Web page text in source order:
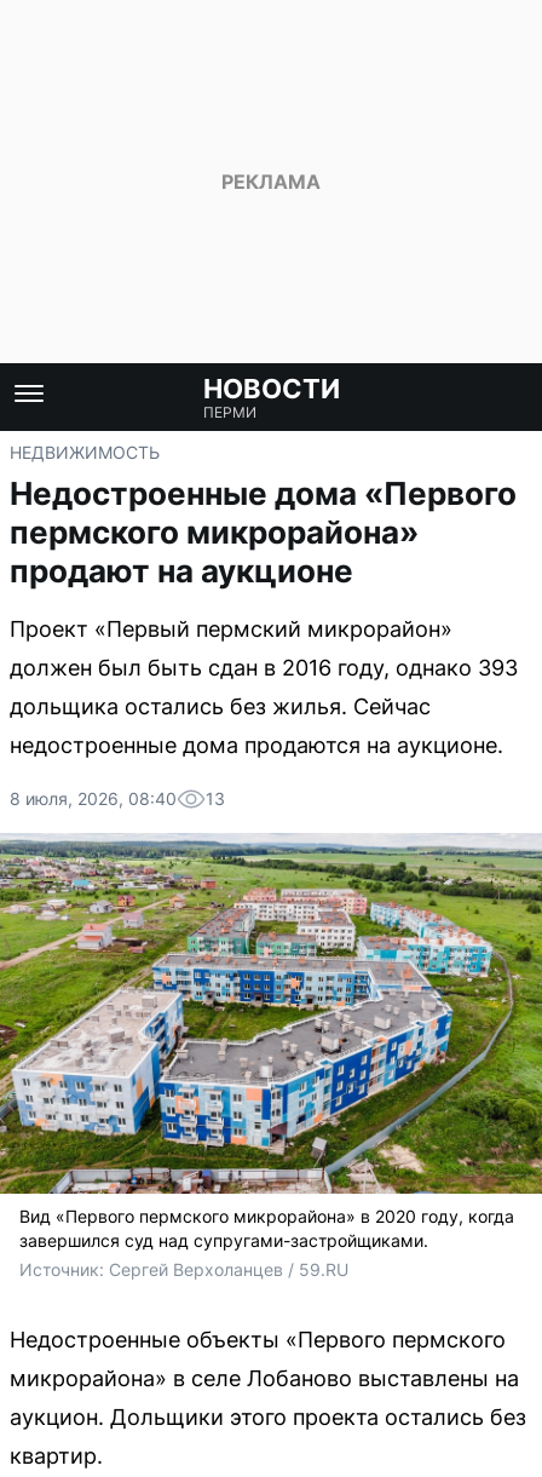
НОВОСТИ
ПЕРМИ
НЕДВИЖИМОСТЬ
Недостроенные дома «Первого
пермского микрорайона»
продают на аукционе
Проект «Первый пермский микрорайон»
должен был быть сдан в 2016 году, однако 393
дольщика остались без жилья. Сейчас
недостроенные дома продаются на аукционе.
8 июля, 2026, 08:40 13
Вид «Первого пермского микрорайона» в 2020 году, когда
завершился суд над супругами-застройщиками.
Источник: Сергей Верхоланцев / 59.RU
Недостроенные объекты «Первого пермского
микрорайона» в селе Лобаново выставлены на
аукцион. Дольщики этого проекта остались без
квартир.